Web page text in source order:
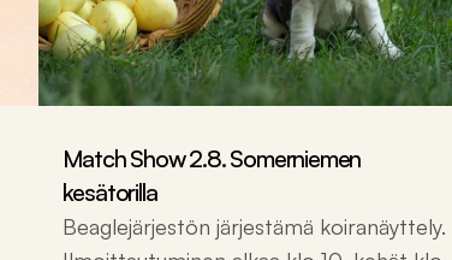
Match Show 2.8. Somerniemen
kesätorilla
Beaglejärjestön järjestämä koiranäyttely.